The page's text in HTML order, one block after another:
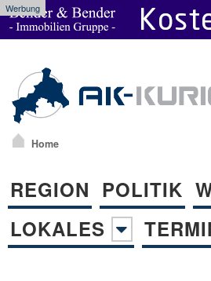
Werbung
Home
REGION POLITIK
LOKALES